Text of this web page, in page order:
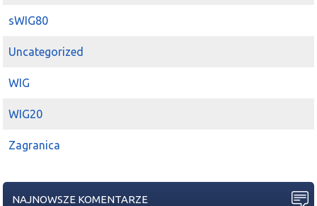
sWIG80
Uncategorized
WIG
WIG20
Zagranica
NAJNOWSZE KOMENTARZE